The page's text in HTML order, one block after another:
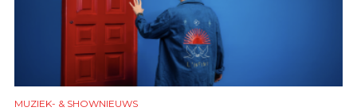
MUZIEK- & SHOWNIEUWS